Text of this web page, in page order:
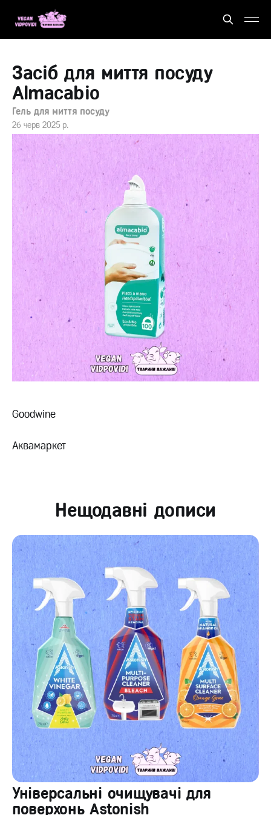
Засіб для миття посуду
Almacabio
Гель для миття посуду
26 черв 2025 р.
Goodwine
Аквамаркет
Нещодавні дописи
Універсальні очищувачі для
поверхонь Astonish